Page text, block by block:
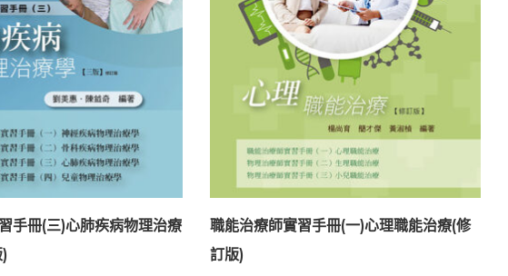
手冊(三)心肺疾病物理治療
職能治療師實習手冊(一)心理職能治療(修
訂版)